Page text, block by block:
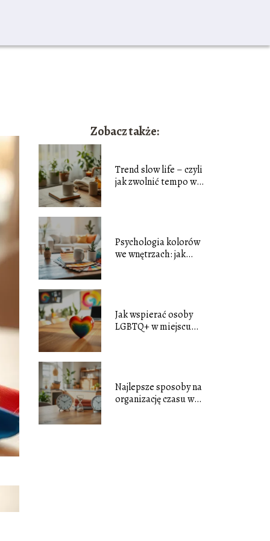
Zobacz także:
Trend slow life – czyli
jak zwolnić tempo w
Psychologia kolorów
we wnętrzach: jak
Jak wspierać osoby
LGBTQ+ w miejscu
Najlepsze sposoby na
organizację czasu w